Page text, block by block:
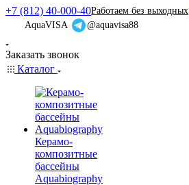
+7 (812) 40-000-40Работаем без выходных
AquaVISA
@aquavisa88
Заказать звонок
Каталог
Керамо-
композитные
бассейны
Aquabiography